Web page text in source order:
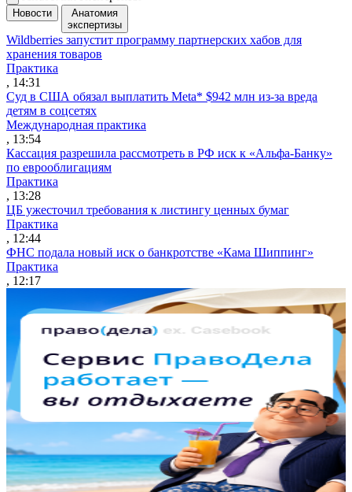
Новости
Анатомия
экспертизы
Wildberries запустит программу партнерских хабов для
хранения товаров
Практика
, 14:31
Суд в США обязал выплатить Meta* $942 млн из-за вреда
детям в соцсетях
Международная практика
, 13:54
Кассация разрешила рассмотреть в РФ иск к «Альфа-Банку»
по еврооблигациям
Практика
, 13:28
ЦБ ужесточил требования к листингу ценных бумаг
Практика
, 12:44
ФНС подала новый иск о банкротстве «Кама Шиппинг»
Практика
, 12:17